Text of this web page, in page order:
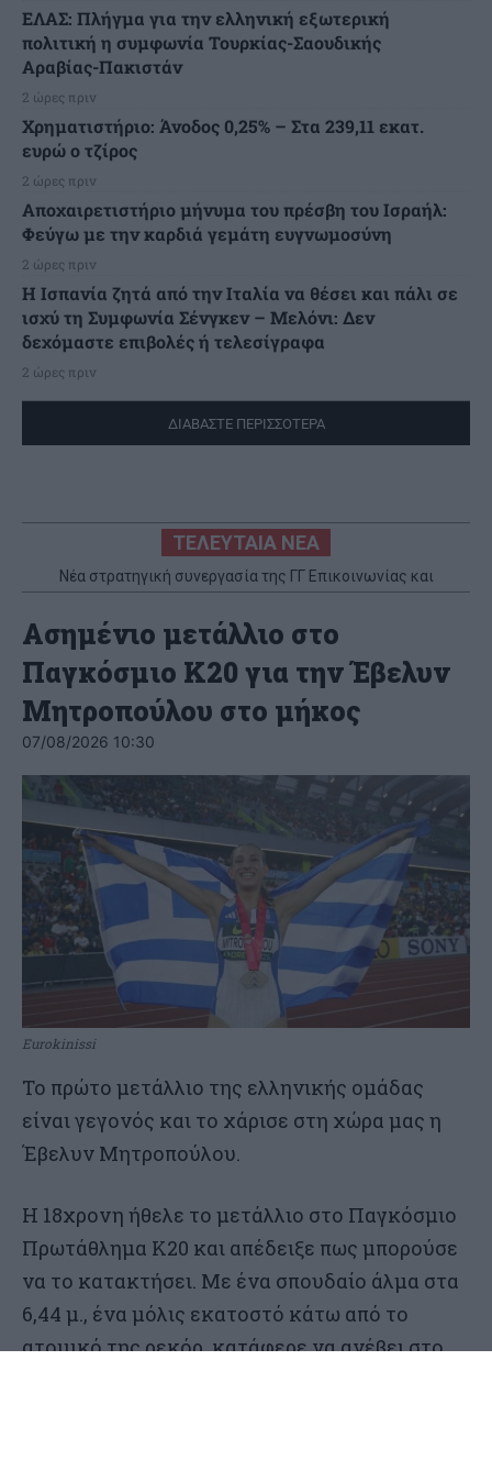
ΕΛΑΣ: Πλήγμα για την ελληνική εξωτερική
πολιτική η συμφωνία Τουρκίας-Σαουδικής
Αραβίας-Πακιστάν
2 ώρες πριν
Χρηματιστήριο: Άνοδος 0,25% – Στα 239,11 εκατ.
ευρώ ο τζίρος
2 ώρες πριν
Αποχαιρετιστήριο μήνυμα του πρέσβη του Ισραήλ:
Φεύγω με την καρδιά γεμάτη ευγνωμοσύνη
2 ώρες πριν
H Ισπανία ζητά από την Ιταλία να θέσει και πάλι σε
ισχύ τη Συμφωνία Σένγκεν – Μελόνι: Δεν
δεχόμαστε επιβολές ή τελεσίγραφα
2 ώρες πριν
ΔΙΑΒΑΣΤΕ ΠΕΡΙΣΣΟΤΕΡΑ